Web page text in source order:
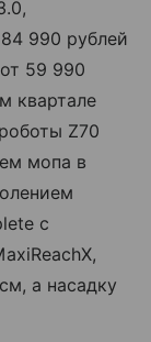
990 рублей
59 990
квартале
Z70
мопа в
с
а насадку